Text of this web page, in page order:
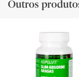
Outros